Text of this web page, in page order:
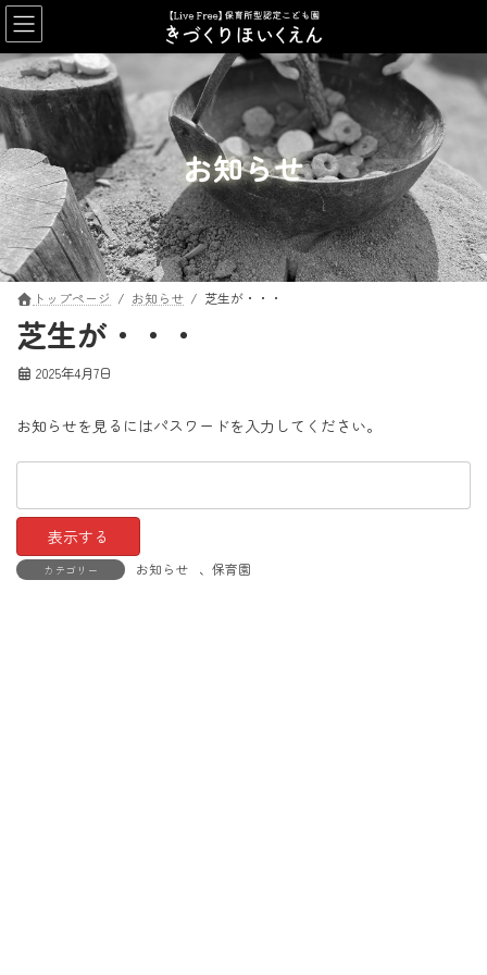
コ
ン
テ
ン
ツ
へ
ス
キ
ッ
プ
ナ
ビ
ゲ
ー
シ
ョ
ン
に
移
動
お知らせ
トップページ お知らせ 芝生が・・・
芝生が・・・
2025年4月7日
お知らせを見るにはパスワードを入力してください。
カテゴリー お知らせ 、 保育園